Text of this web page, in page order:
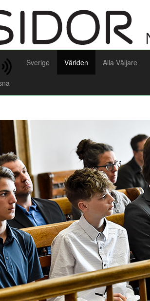
Sverige Världen Alla Väljare